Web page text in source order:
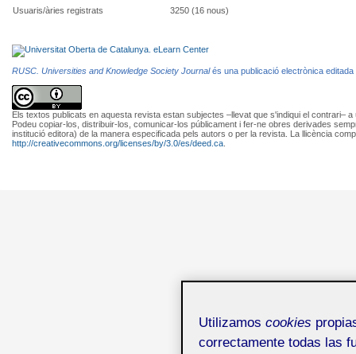
Usuaris/àries registrats 3250 (16 nous)
RUSC. Universities and Knowledge Society Journalés una publicació electrònica
Els textos publicats en aquesta revista estan subjectes –llevat que s'indiqui el contrari–
Podeu copiar-los, distribuir-los, comunicar-los públicament i fer-ne obres derivades
institució editora) de la manera especificada pels autors o per la revista. La llicència
http://creativecommons.org/licenses/by/3.0/es/deed.ca
Utilizamos cookies
correctamente todas las